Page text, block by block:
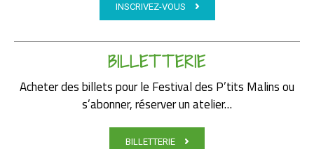
INSCRIVEZ-VOUS
BILLETTERIE
Acheter des billets pour le Festival des P’tits Malins ou
s’abonner, réserver un atelier…
BILLETTERIE